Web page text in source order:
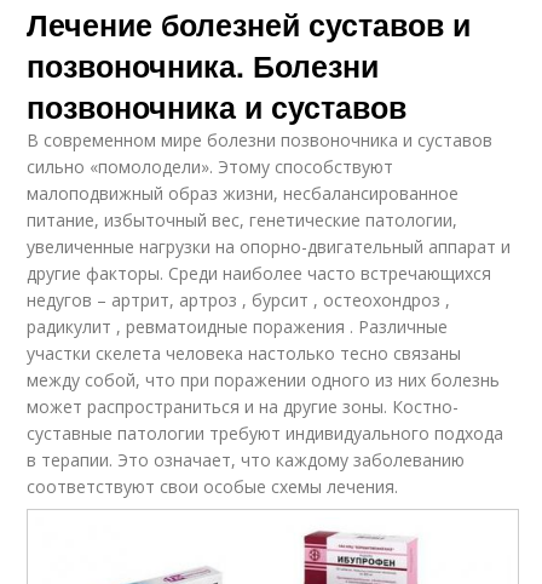
Лечение болезней суставов и
позвоночника. Болезни
позвоночника и суставов
В современном мире болезни позвоночника и суставов
сильно «помолодели». Этому способствуют
малоподвижный образ жизни, несбалансированное
питание, избыточный вес, генетические патологии,
увеличенные нагрузки на опорно-двигательный аппарат и
другие факторы. Среди наиболее часто встречающихся
недугов – артрит, артроз , бурсит , остеохондроз ,
радикулит , ревматоидные поражения . Различные
участки скелета человека настолько тесно связаны
между собой, что при поражении одного из них болезнь
может распространиться и на другие зоны. Костно-
суставные патологии требуют индивидуального подхода
в терапии. Это означает, что каждому заболеванию
соответствуют свои особые схемы лечения.